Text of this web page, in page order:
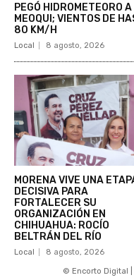
PEGÓ HIDROMETEORO A
MEOQUI; VIENTOS DE
80 KM/H
Local 8 agosto, 2026
MORENA VIVE UNA
DECISIVA PARA
FORTALECER SU
ORGANIZACIÓN EN
CHIHUAHUA: ROCÍO
BELTRÁN DEL RÍO
Local 8 agosto, 2026
© Encorto Digital |